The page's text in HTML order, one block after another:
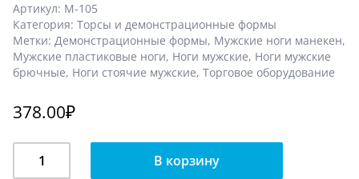
Артикул: М-105
Категория: Торсы и демонстрационные формы
Метки: Демонстрационные формы, Мужские ноги манекен,
Мужские пластиковые ноги, Ноги мужские, Ноги мужские
брючные, Ноги стоячие мужские, Торговое оборудование
378.00₽
Ноги
В корзину